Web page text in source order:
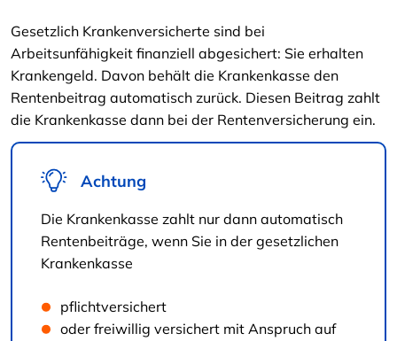
Gesetzlich Krankenversicherte sind bei
Arbeitsunfähigkeit finanziell abgesichert: Sie erhalten
Krankengeld. Davon behält die Krankenkasse den
Rentenbeitrag automatisch zurück. Diesen Beitrag zahlt
die Krankenkasse dann bei der Rentenversicherung ein.
Achtung
Die Krankenkasse zahlt nur dann automatisch
Rentenbeiträge, wenn Sie in der gesetzlichen
Krankenkasse
pflichtversichert
oder freiwillig versichert mit Anspruch auf